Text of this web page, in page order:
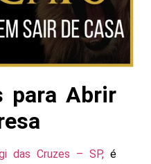
para Abrir
das Cruzes – SP, é